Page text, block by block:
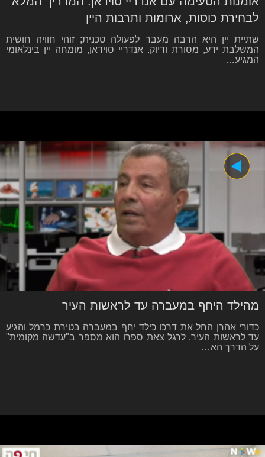
לבחירת כוסות, ארומות ותרבות היין
שתיית יין היא הרבה מעבר לפעולה טכנית; זוהי חוויה חושית
המשלבת ידע, מסורת ודיוק. אנדריי סוידאן, מומחה יין בינלאומי
המגיע…
מהילד היחף במעברה עד לראשות העיר
כדורי אהרן החל את דרכו כילד יחף במעברה בטירת כרמל והגיע
עד לראשות העיר. לרגל צאת ספרו הוא מספר ב"עדשה מקומית"
על הדרך הא…